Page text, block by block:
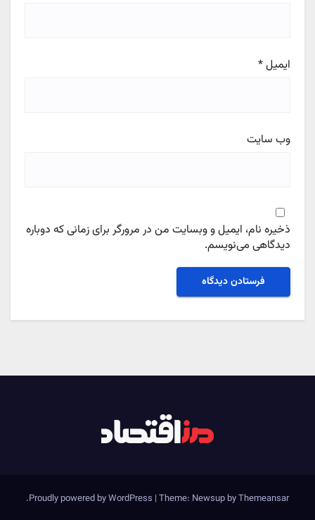
ایمیل*
وب‌ سایت
ذخیره نام، ایمیل و وبسایت من در مرورگر برای زمانی که دوباره
دیدگاهی می‌نویسم.
Proudly powered by WordPress | Theme: Newsup byThemeansar
.